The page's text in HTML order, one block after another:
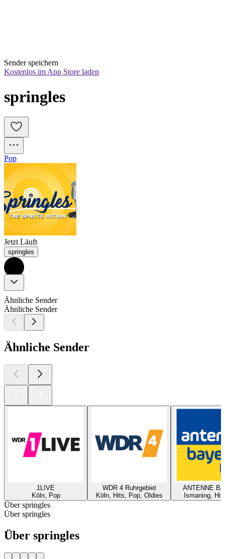
Sender speichern
Kostenlos im App Store laden
springles
Pop
Jetzt Läuft
springles
Ähnliche Sender
Ähnliche Sender
Ähnliche Sender
1LIVE
Köln, Pop
WDR 4 Ruhrgebiet
Köln, Hits, Pop, Oldies
ANTENNE
Ismaning,
Über springles
Über springles
Über springles